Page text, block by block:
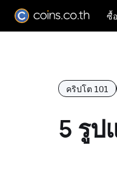
ซื้
คริปโต 101
5 รู